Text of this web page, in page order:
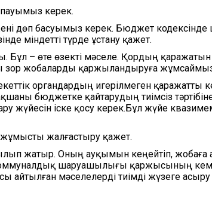
керек.
дөп басуымыз керек. Бюджет кодексінде
міндетті түрде ұстану қажет.
– өте өзекті мәселе. Қордың қаражатын
жобаларды қаржыландыруға
органдардың игерілмеген қаражатты
бюджетке қайтарудың тиімсіз
жүйесін іске қосу керек.Бұл жүйе
жұмысты жалғастыру қажет.
жатыр. Оның ауқымын кеңейтіп,
шаруашылығы қаржысының
айтылған мәселелерді тиімді жүзеге